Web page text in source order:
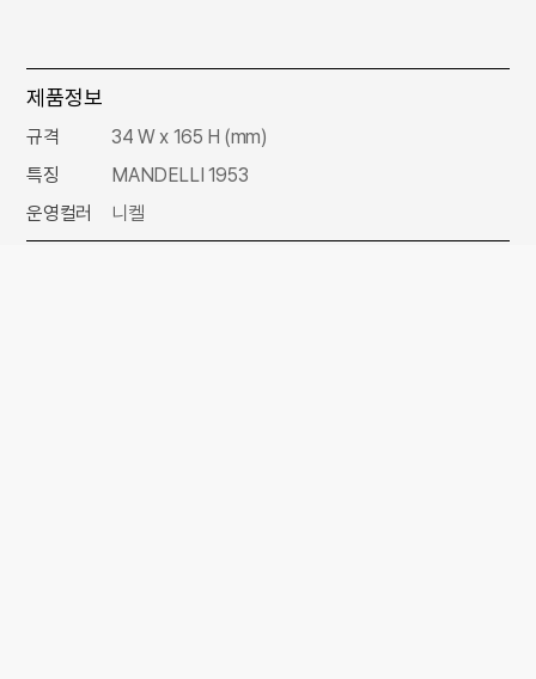
제품정보
규격
34 W x 165 H (mm)
특징
MANDELLI 1953
운영컬러
니켈